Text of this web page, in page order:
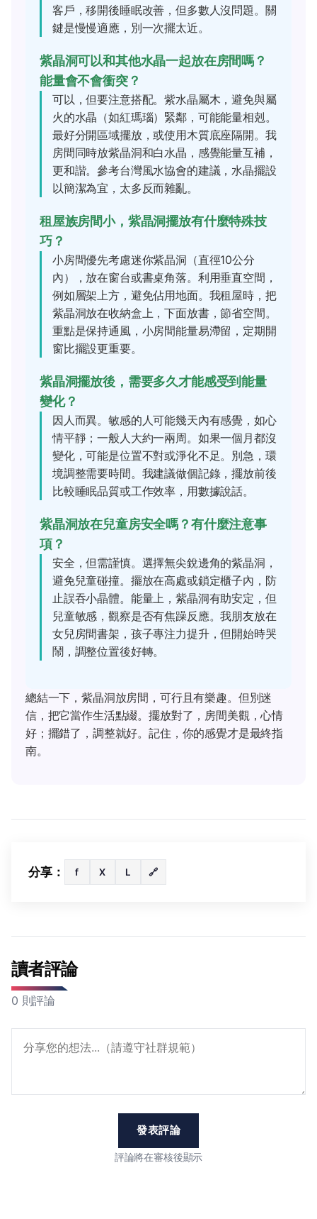
客戶，移開後睡眠改善，但多數人沒問題。關
鍵是慢慢適應，別一次擺太近。
紫晶洞可以和其他水晶一起放在房間嗎？
能量會不會衝突？
可以，但要注意搭配。紫水晶屬木，避免與屬
火的水晶（如紅瑪瑙）緊鄰，可能能量相剋。
最好分開區域擺放，或使用木質底座隔開。我
房間同時放紫晶洞和白水晶，感覺能量互補，
更和諧。參考台灣風水協會的建議，水晶擺設
以簡潔為宜，太多反而雜亂。
租屋族房間小，紫晶洞擺放有什麼特殊技
巧？
小房間優先考慮迷你紫晶洞（直徑10公分
內），放在窗台或書桌角落。利用垂直空間，
例如層架上方，避免佔用地面。我租屋時，把
紫晶洞放在收納盒上，下面放書，節省空間。
重點是保持通風，小房間能量易滯留，定期開
窗比擺設更重要。
紫晶洞擺放後，需要多久才能感受到能量
變化？
因人而異。敏感的人可能幾天內有感覺，如心
情平靜；一般人大約一兩周。如果一個月都沒
變化，可能是位置不對或淨化不足。別急，環
境調整需要時間。我建議做個記錄，擺放前後
比較睡眠品質或工作效率，用數據說話。
紫晶洞放在兒童房安全嗎？有什麼注意事
項？
安全，但需謹慎。選擇無尖銳邊角的紫晶洞，
避免兒童碰撞。擺放在高處或鎖定櫃子內，防
止誤吞小晶體。能量上，紫晶洞有助安定，但
兒童敏感，觀察是否有焦躁反應。我朋友放在
女兒房間書架，孩子專注力提升，但開始時哭
鬧，調整位置後好轉。
總結一下，紫晶洞放房間，可行且有樂趣。但別迷
信，把它當作生活點綴。擺放對了，房間美觀，心情
好；擺錯了，調整就好。記住，你的感覺才是最終指
南。
分享： f X L 🔗
讀者評論
0 則評論
發表評論
評論將在審核後顯示